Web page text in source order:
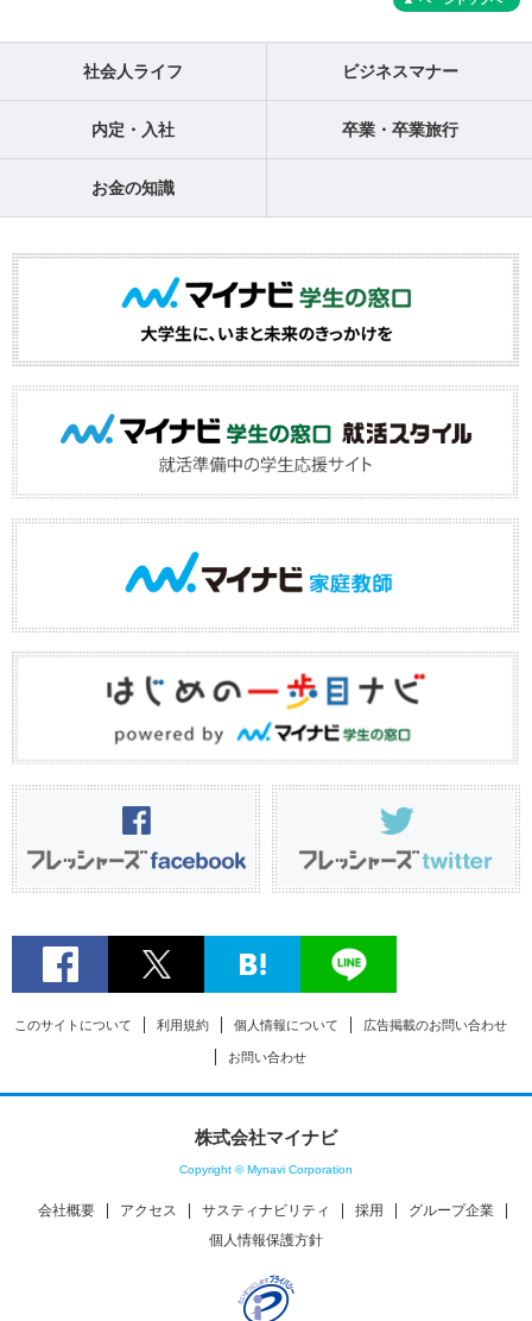
社会人ライフ ビジネスマナー
内定・入社 卒業・卒業旅行
お金の知識
このサイトについて 利用規約 個人情報について 広告掲載のお問い合わせ
お問い合わせ
株式会社マイナビ
Copyright © Mynavi Corporation
会社概要 アクセス サスティナビリティ 採用
グループ企業
個人情報保護方針